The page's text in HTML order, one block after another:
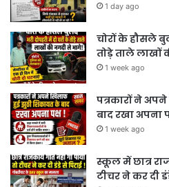
1 day ago
चोरों के हौसले
तोड़े ताले लाखों
1 week ago
पत्रकारों ने
बाद रखा अपना
1 week ago
स्कूल में छात्र
टीचर ने कर दी